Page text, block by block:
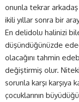
onunla tekrar
ikili yıllar sonra bir
En delidolu halinizi
düşündüğünüzde
olacağını tahmin
değiştirmiş olur.
sorunla karşı karşıya
çocuklarının